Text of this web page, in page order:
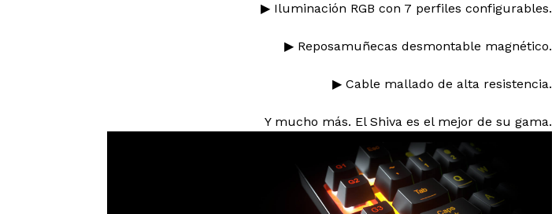
▶ Iluminación RGB con 7 perfiles configurables.
▶ Reposamuñecas desmontable magnético.
▶ Cable mallado de alta resistencia.
Y mucho más. El Shiva es el mejor de su gama.